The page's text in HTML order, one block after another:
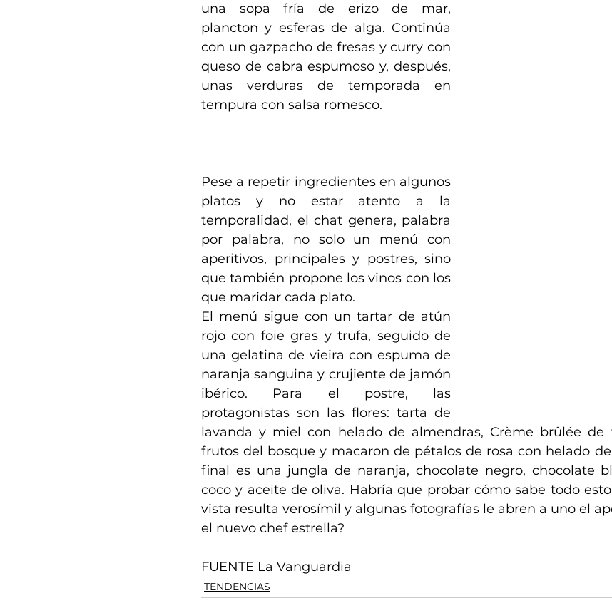
una sopa fría de erizo de mar,
plancton y esferas de alga. Continúa
con un gazpacho de fresas y curry con
queso de cabra espumoso y, después,
unas verduras de temporada en
tempura con salsa romesco.
Pese a repetir ingredientes en algunos
platos y no estar atento a la
temporalidad, el chat genera, palabra
por palabra, no solo un menú con
aperitivos, principales y postres, sino
que también propone los vinos con los
que maridar cada plato.
El menú sigue con un tartar de atún
rojo con foie gras y trufa, seguido de
una gelatina de vieira con espuma de
naranja sanguina y crujiente de jamón
ibérico. Para el postre, las
protagonistas son las flores: tarta de
lavanda y miel con helado de almendras, Crème brûlée de
frutos del bosque y macaron de pétalos de rosa con helado
final es una jungla de naranja, chocolate negro, chocolate
coco y aceite de oliva. Habría que probar cómo sabe todo
vista resulta verosímil y algunas fotografías le abren a uno el
el nuevo chef estrella?
FUENTE La Vanguardia
TENDENCIAS